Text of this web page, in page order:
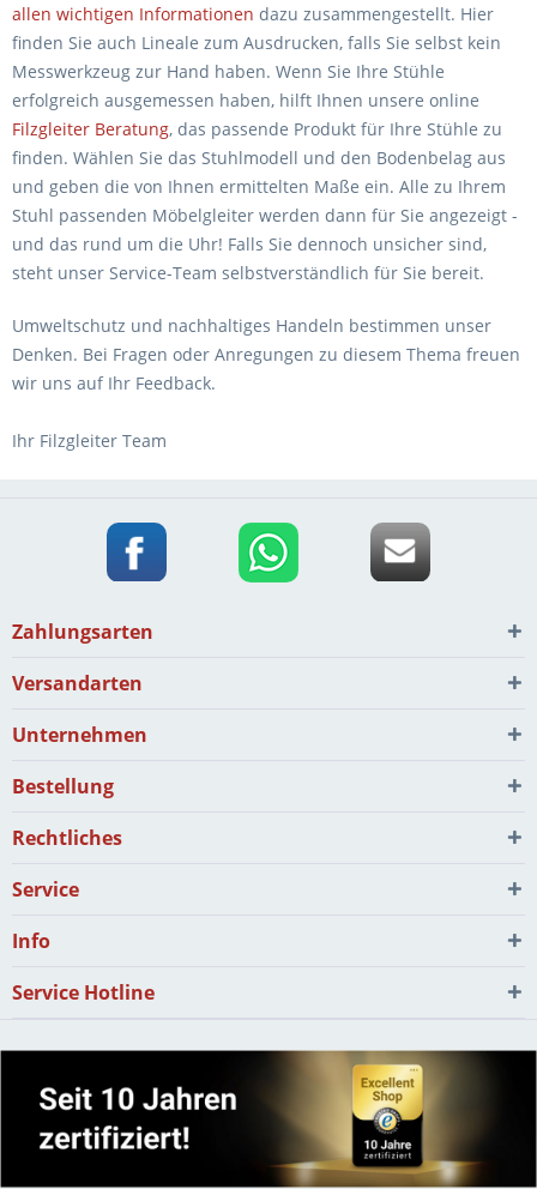
allen wichtigen Informationen dazu zusammengestellt. Hier
finden Sie auch Lineale zum Ausdrucken, falls Sie selbst kein
Messwerkzeug zur Hand haben. Wenn Sie Ihre Stühle
erfolgreich ausgemessen haben, hilft Ihnen unsere online
Filzgleiter Beratung, das passende Produkt für Ihre Stühle zu
finden. Wählen Sie das Stuhlmodell und den Bodenbelag aus
und geben die von Ihnen ermittelten Maße ein. Alle zu Ihrem
Stuhl passenden Möbelgleiter werden dann für Sie angezeigt -
und das rund um die Uhr! Falls Sie dennoch unsicher sind,
steht unser Service-Team selbstverständlich für Sie bereit.
Umweltschutz und nachhaltiges Handeln bestimmen unser
Denken. Bei Fragen oder Anregungen zu diesem Thema freuen
wir uns auf Ihr Feedback.
Ihr Filzgleiter Team
Zahlungsarten
Versandarten
Unternehmen
Bestellung
Rechtliches
Service
Info
Service Hotline